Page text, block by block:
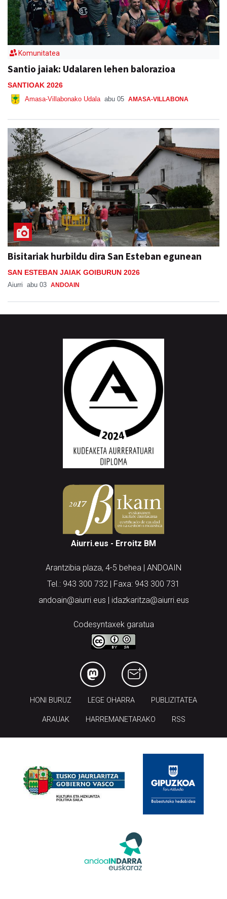
Komunitatea
Santio jaiak: Udalaren lehen balorazioa
SANTIOAK 2026
Amasa-Villabonako Udala abu 05 AMASA-VILLABONA
Bisitariak hurbildu dira San Esteban egunean
SAN ESTEBAN JAIAK GOIBURUN 2026
Aiurri abu 03 ANDOAIN
Aiurri.eus - Erroitz BM
Arantzibia plaza, 4-5 behea | ANDOAIN
Tel.: 943 300 732 | Faxa: 943 300 731
andoain@aiurri.eus | idazkaritza@aiurri.eus
Codesyntaxek garatua
HONI BURUZ LEGE OHARRA PUBLIZITATEA
ARAUAK HARREMANETARAKO RSS